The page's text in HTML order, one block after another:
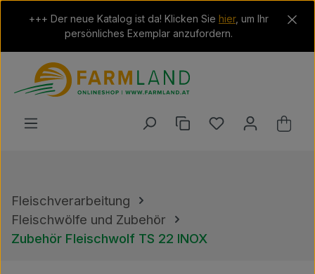
Zum Hauptinhalt springen
+++ Der neue Katalog ist da! Klicken Sie hier, um Ihr
persönliches Exemplar anzufordern.
Du hast 0
Fleischverarbeitung
Fleischwölfe und Zubehör
Zubehör Fleischwolf TS 22 INOX